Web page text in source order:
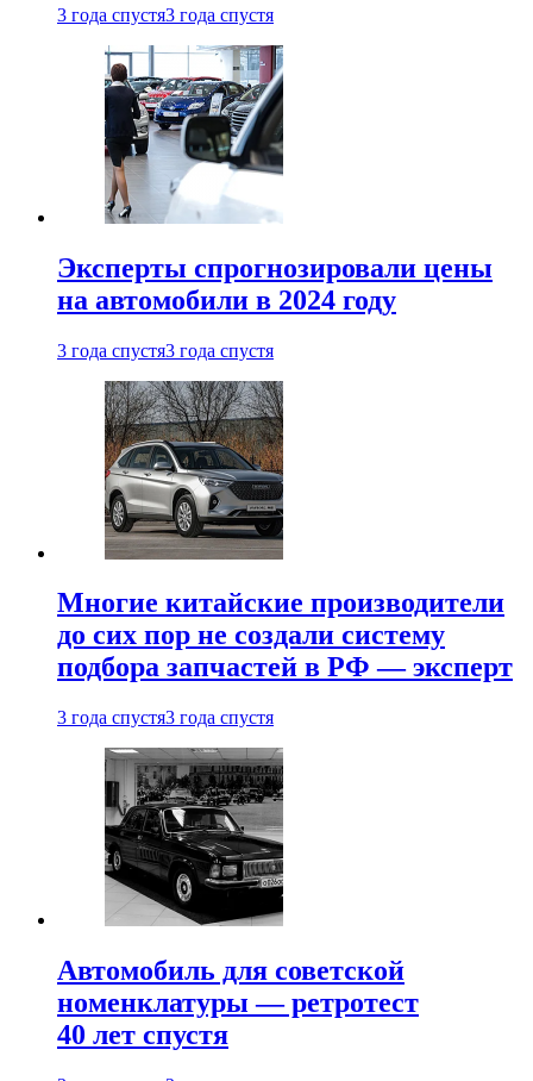
3 года спустя3 года спустя
Эксперты спрогнозировали цены
на автомобили в 2024 году
3 года спустя3 года спустя
Многие китайские производители
до сих пор не создали систему
подбора запчастей в РФ — эксперт
3 года спустя3 года спустя
Автомобиль для советской
номенклатуры — ретротест
40 лет спустя